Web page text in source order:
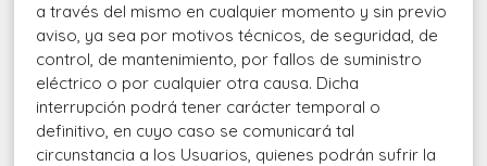
a través del mismo en cualquier momento y sin previo
aviso, ya sea por motivos técnicos, de seguridad, de
control, de mantenimiento, por fallos de suministro
eléctrico o por cualquier otra causa. Dicha
interrupción podrá tener carácter temporal o
definitivo, en cuyo caso se comunicará tal
circunstancia a los Usuarios, quienes podrán sufrir la